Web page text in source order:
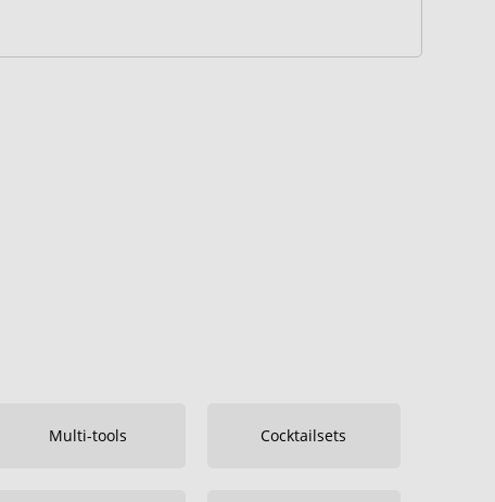
Multi-tools Cocktailsets